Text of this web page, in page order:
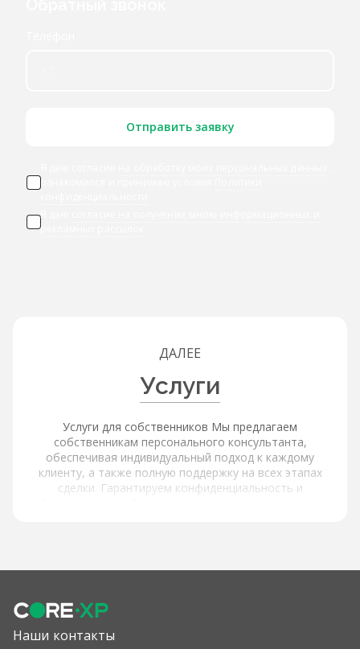
Отправить заявку
ознакомился и принимаю условия
Я даю
рекламных рассылок
ДАЛЕЕ
Услуги
Услуги для собственников Мы предлагаем
собственникам персонального консультанта,
обеспечивая индивидуальный подход к каждому
клиенту, а также полную поддержку на всех этапах
сделки. Гарантируем конфиденциальность и
собственников. Мы предлагаем детальную информацию
высококачественные фотографии и виртуальные туры,
Наши контакты